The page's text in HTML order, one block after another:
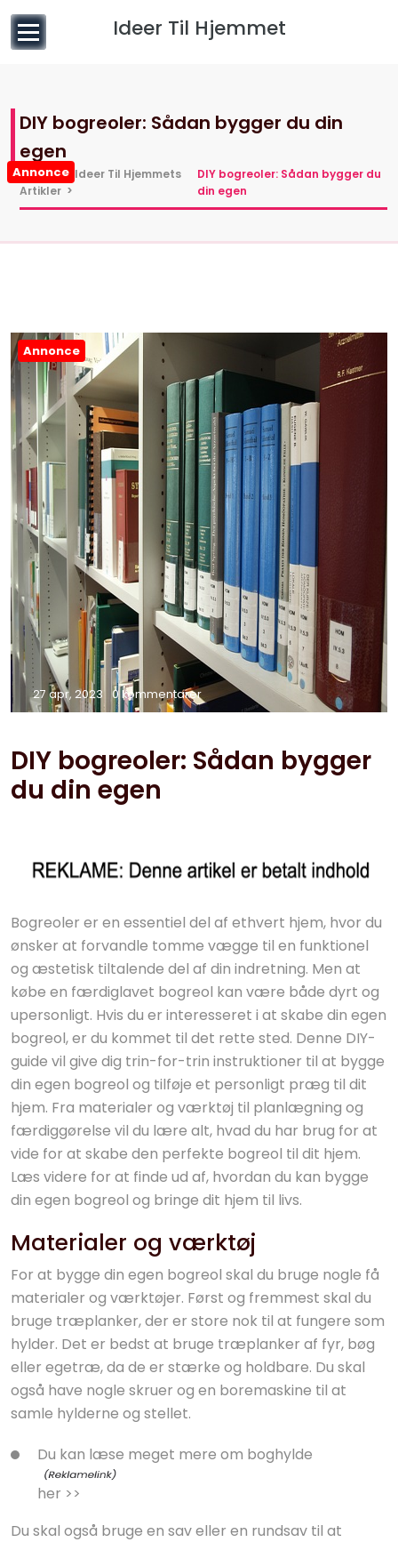
indhold
Ideer Til Hjemmet
Annonce
DIY bogreoler: Sådan bygger du din
egen
Hjem> Ideer Til Hjemmets
Artikler >
DIY bogreoler: Sådan bygger du
din egen
Annonce
27 apr, 2023 0 kommentarer
DIY bogreoler: Sådan bygger
du din egen
Bogreoler er en essentiel del af ethvert hjem, hvor du
ønsker at forvandle tomme vægge til en funktionel
og æstetisk tiltalende del af din indretning. Men at
købe en færdiglavet bogreol kan være både dyrt og
upersonligt. Hvis du er interesseret i at skabe din egen
bogreol, er du kommet til det rette sted. Denne DIY-
guide vil give dig trin-for-trin instruktioner til at bygge
din egen bogreol og tilføje et personligt præg til dit
hjem. Fra materialer og værktøj til planlægning og
færdiggørelse vil du lære alt, hvad du har brug for at
vide for at skabe den perfekte bogreol til dit hjem.
Læs videre for at finde ud af, hvordan du kan bygge
din egen bogreol og bringe dit hjem til livs.
Materialer og værktøj
For at bygge din egen bogreol skal du bruge nogle få
materialer og værktøjer. Først og fremmest skal du
bruge træplanker, der er store nok til at fungere som
hylder. Det er bedst at bruge træplanker af fyr, bøg
eller egetræ, da de er stærke og holdbare. Du skal
også have nogle skruer og en boremaskine til at
samle hylderne og stellet.
Du kan læse meget mere om boghylde
her >>
Du skal også bruge en sav eller en rundsav til at